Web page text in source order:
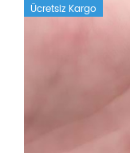
Ücretsiz Kargo